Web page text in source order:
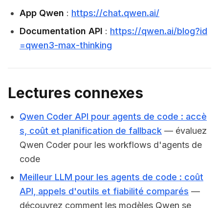
App Qwen : https://chat.qwen.ai/
Documentation API : https://qwen.ai/blog?id
=qwen3-max-thinking
Lectures connexes
Qwen Coder API pour agents de code : accè
s, coût et planification de fallback — évaluez
Qwen Coder pour les workflows d'agents de
code
Meilleur LLM pour les agents de code : coût
API, appels d'outils et fiabilité comparés —
découvrez comment les modèles Qwen se